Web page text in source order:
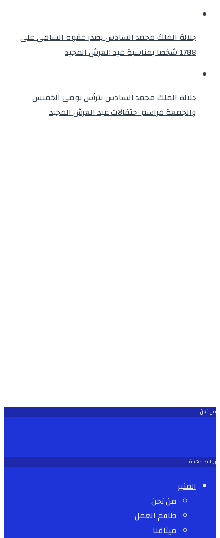
جلالة الملك محمد السادس يصدر عفوه السامي على
1788 شخصا بمناسبة عيد العرش المجيد
جلالة الملك محمد السادس يترأس يومي الخميس
والجمعة مراسم احتفالات عيد العرش المجيد
من نحن
روابط مهمة
المنبر
من نحن
طاقم العمل
ميثاقنا